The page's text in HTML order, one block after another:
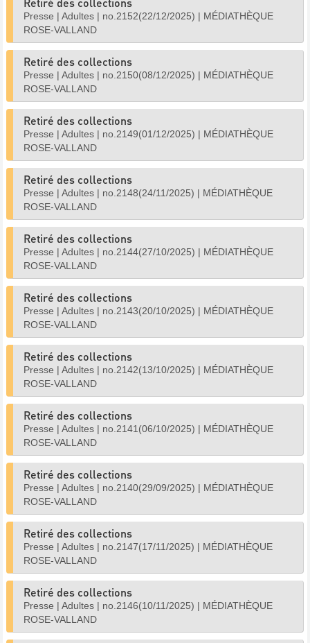
Presse | Adultes | no.2152(22/12/2025) | MÉDIATHÈQUE
ROSE-VALLAND
Retiré des collections
Presse | Adultes | no.2150(08/12/2025) | MÉDIATHÈQUE
ROSE-VALLAND
Retiré des collections
Presse | Adultes | no.2149(01/12/2025) | MÉDIATHÈQUE
ROSE-VALLAND
Retiré des collections
Presse | Adultes | no.2148(24/11/2025) | MÉDIATHÈQUE
ROSE-VALLAND
Retiré des collections
Presse | Adultes | no.2144(27/10/2025) | MÉDIATHÈQUE
ROSE-VALLAND
Retiré des collections
Presse | Adultes | no.2143(20/10/2025) | MÉDIATHÈQUE
ROSE-VALLAND
Retiré des collections
Presse | Adultes | no.2142(13/10/2025) | MÉDIATHÈQUE
ROSE-VALLAND
Retiré des collections
Presse | Adultes | no.2141(06/10/2025) | MÉDIATHÈQUE
ROSE-VALLAND
Retiré des collections
Presse | Adultes | no.2140(29/09/2025) | MÉDIATHÈQUE
ROSE-VALLAND
Retiré des collections
Presse | Adultes | no.2147(17/11/2025) | MÉDIATHÈQUE
ROSE-VALLAND
Retiré des collections
Presse | Adultes | no.2146(10/11/2025) | MÉDIATHÈQUE
ROSE-VALLAND